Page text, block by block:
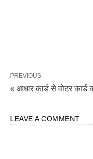
PREVIOUS
« आधार कार्ड से वोटर कार्ड
LEAVE A COMMENT